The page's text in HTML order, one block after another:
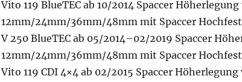
Vito 119 BlueTEC ab 10/2014 Spaccer
12mm/24mm/36mm/48mm mit Spaccer
V 250 BlueTEC ab 05/2014–02/2019 Spaccer
12mm/24mm/36mm/48mm mit Spaccer
Vito 119 CDI 4×4 ab 02/2015 Spaccer Höherlegung